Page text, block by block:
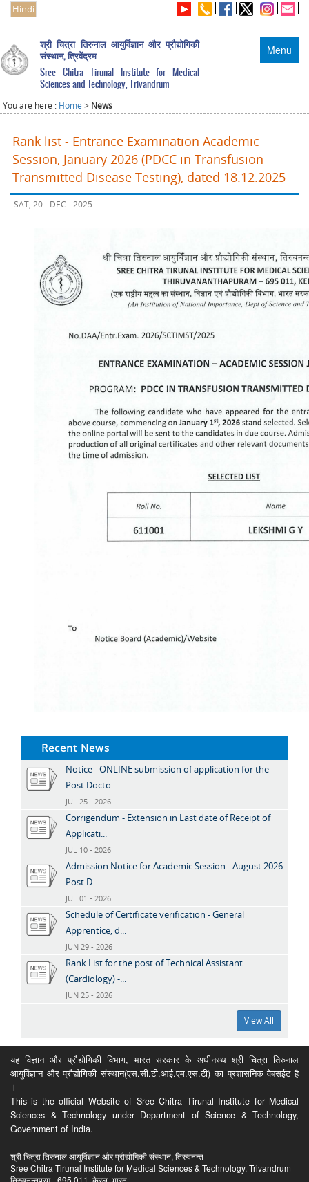
Hindi
Menu
श्री चित्रा तिरुनाल आयुर्विज्ञान और प्रौद्योगिकी
संस्थान, त्रिवेंद्रम
Sree Chitra Tirunal Institute for Medical
Sciences and Technology, Trivandrum
You are here : Home > News
Rank list - Entrance Examination Academic
Session, January 2026 (PDCC in Transfusion
Transmitted Disease Testing), dated 18.12.2025
SAT, 20 - DEC - 2025
Recent News
Notice - ONLINE submission of application for the
Post Docto...
JUL 25 - 2026
Corrigendum - Extension in Last date of Receipt of
Applicati...
JUL 10 - 2026
Admission Notice for Academic Session - August 2026 -
Post D...
JUL 01 - 2026
Schedule of Certificate verification - General
Apprentice, d...
JUN 29 - 2026
Rank List for the post of Technical Assistant
(Cardiology) -...
JUN 25 - 2026
View All
यह विज्ञान और प्रौद्योगिकी विभाग, भारत सरकार के अधीनस्थ श्री चित्रा तिरुनाल
आयुर्विज्ञान और प्रौद्योगिकी संस्थान(एस.सी.टी.आई.एम.एस.टी) का प्रशासनिक वेबसईट है
।
This is the official Website of Sree Chitra Tirunal Institute for Medical
Sciences & Technology under Department of Science & Technology,
Government of India.
श्री चित्रा तिरुनाल आयुर्विज्ञान और प्रौद्योगिकी संस्थान, तिरुवनन्त
Sree Chitra Tirunal Institute for Medical Sciences & Technology, Trivandrum
तिरुवनन्तपुरम - 695 011, केरल, भारत .